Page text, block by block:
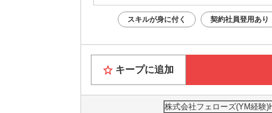
スキルが身に付く 契約社員登用あり
キープに追加
株式会社フェローズ(YM経験